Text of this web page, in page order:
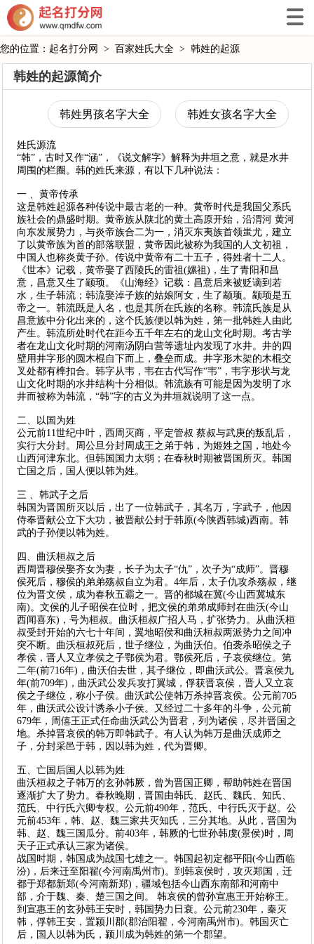
您的位置： 起名打分网 > 百家姓氏大全 > 韩姓的起源
韩姓的起源简介
韩姓男孩名字大全 韩姓女孩名字大全
姓氏源流
“韩”，古时又作“涵”，《说文解字》解释为井垣之意，就是水井
周围的栏圈。韩的姓氏来源，有以下几种说法：
一 、黄帝传承
这是韩姓起源各种传说中最古老的一种。黄帝时代是我国父系氏
族社会的鼎盛时期。黄帝族从陕北的黄土高原开始，沿渭河 黄河
向东发展势力，与炎帝族合二为一，消灭东夷族首领蚩尤，建立
了以黄帝族为首的部落联盟，黄帝因此被称为我国的人文初祖，
中国人也称炎黄子孙。传说中黄帝有二十五子，得姓者十二人。
《世本》记载，黄帝娶了西陵氏的雷祖(嫘祖)，生了青阳和昌
意，昌意又生了颛顼。《山海经》记载：昌意后来被贬谪到若
水，生子韩流；韩流娶淖子族的姑娘阿女，生了颛顼。颛顼是五
帝之一。韩流既是人名，也是其所在氏族的名称。韩流氏族是从
昌意族中分化出来的，这个氏族便以韩为姓，第一批韩姓人由此
产生。韩流所处时代在距今五千年左右的龙山文化时期。考古学
者在龙山文化时期的河南汤阴白营等遗址内发现了水井。井的四
壁用井字形的圆木棍自下而上，叠垒而成。井字形木架的木棍交
叉处都有榫扣合。韩字从韦，韦在古代写作“韦”，韦字形状与龙
山文化时期的水井结构十分相似。韩流族有可能是因为发明了水
井而被称为韩流，“韩”字的古义为井垣就说明了这一点。
二、以国为姓
公元前11世纪中叶，西周灭商，平定管叔 蔡叔与武庚的叛乱后，
实行大分封。周公旦分封周成王之弟于韩，为姬姓之国，地处今
山西河津东北。但韩国国力太弱；在春秋时期被晋国所灭。韩国
亡国之后，国人便以韩为姓。
三 、韩武子之后
韩国为晋国所灭以后，出了一位韩武子，其名万，字武子，他因
侍奉晋献公立下大功，被晋献公封于韩原(今陕西韩城)西南。韩
武的子孙便以韩为姓。
四、曲沃桓叔之后
西周晋穆侯娶齐女为妻，长子为太子“仇”，次子为“成师”。晋穆
侯死后，穆侯的弟弟殇叔自立为君。4年后，太子仇攻杀殇叔，继
位为晋文侯，成为春秋五霸之一。晋的都城在冀(今山西冀城东
南)。文侯的儿子昭侯在位时，把文侯的弟弟成师封在曲沃(今山
西闻喜东)，号为桓叔。曲沃桓叔广招人马，扩张势力。从曲沃桓
叔受封开始的六七十年间，翼地昭侯和曲沃桓叔两派势力之间冲
突不断。曲沃桓叔死后，世子继位，为曲沃伯。伯袭杀昭侯之子
孝侯，晋人又立孝侯之子鄂侯为君。鄂侯死后，子哀侯继位。第
二年(前716年)，曲沃伯去世，其子继位，即曲沃武公。晋哀侯九
年(前709年)，曲沃武公发兵攻打翼城，俘获晋哀侯，晋人又立哀
侯之子继位，称小子侯。曲沃武公使韩万杀掉晋哀侯。公元前705
年，曲沃武公设计诱杀小子侯。又经过二十多年的斗争，公元前
679年，周僖王正式任命曲沃武公为晋君，列为诸侯，尽并晋国之
地。杀掉晋哀侯的韩万即韩武子。有人认为韩万是曲沃成师之
子，分封采邑于韩，因以韩为姓，代为晋卿。
五、亡国后国人以韩为姓
曲沃桓叔之子韩万的玄孙韩厥，曾为晋国正卿，帮助韩姓在晋国
逐渐扩大了势力。春秋晚期，晋国由韩氏、赵氏、魏氏、知氏、
范氏、中行氏六卿专权。公元前490年，范氏、中行氏灭于赵。公
元前453年，韩、赵、魏三家共灭知氏，三分其地。从此，晋国为
韩、赵、魏三国瓜分。前403年，韩厥的七世孙韩虔(景侯)时，周
天子正式承认三家为诸侯。
战国时期，韩国成为战国七雄之一。韩国起初定都平阳(今山西临
汾)，后来迁至阳翟(今河南禹州市)。到韩哀侯时，攻灭郑国，迁
都于郑都新郑(今河南新郑)，疆域包括今山西东南部和河南中
部，介于魏、秦、楚三国之间。 韩哀侯的曾孙宣惠王开始称王。
到宣惠王的玄孙韩王安时，韩国势力日衰。公元前230年，秦灭
韩，俘韩王安，置颍川郡(郡治阳翟，今河南禹州市)。韩国灭亡
后，国人以韩为氏，颍川成为韩姓的第一个郡望。